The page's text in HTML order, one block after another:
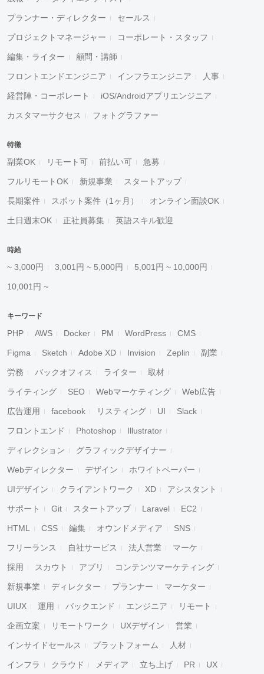
プランナー・ディレクター セールス
プロジェクトマネージャー コーポレート・スタッフ
編集・ライター 顧問・講師
フロントエンドエンジニア インフラエンジニア 人事
経営陣・コーポレート iOS/Androidアプリエンジニア
カスタマーサクセス フォトグラファー
特徴
副業OK リモート可 前払い可 急募
フルリモートOK 新規事業 スタートアップ
長期案件 スポット案件（1ヶ月） オンライン面談OK
土日週末OK 正社員募集 英語スキル歓迎
時給
~ 3,000円 3,001円 ~ 5,000円 5,001円 ~ 10,000円
10,001円 ~
キーワード
PHP AWS Docker PM WordPress CMS
Figma Sketch Adobe XD Invision Zeplin 副業
労務 バックオフィス ライター 取材
ライティング SEO Webマーケティング Web広告
広告運用 facebook リスティング UI Slack
フロントエンド Photoshop Illustrator
ディレクション グラフィックデザイナー
Webディレクター デザイン ホワイトペーパー
UIデザイン クライアントワーク XD アシスタント
サポート Git スタートアップ Laravel EC2
HTML CSS 編集 オウンドメディア SNS
フリーランス 自社サービス 法人営業 マーケ
採用 スカウト アプリ コンテンツマーケティング
新規事業 ディレクター プランナー マーケター
UIUX 運用 バックエンド エンジニア リモート
企画立案 リモートワーク UXデザイン 営業
インサイドセールス プラットフォーム 人材
インフラ クラウド メディア 立ち上げ PR UX